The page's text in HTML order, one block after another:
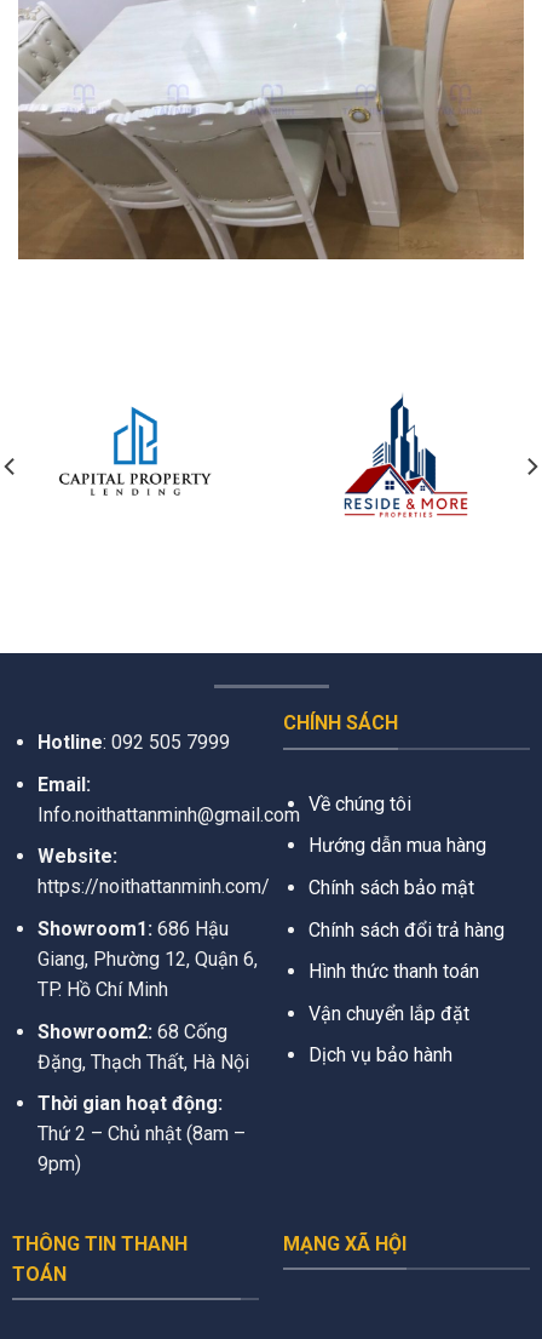
Hotline: 092 505 7999
Email:
Info.noithattanminh@gmail.com
Website:
https://noithattanminh.com/
Showroom1:686 Hậu
Giang, Phường 12, Quận 6,
TP. Hồ Chí Minh
Showroom2: 68 Cống
Đặng, Thạch Thất, Hà Nội
Thời gian hoạt động:
Thứ 2 – Chủ nhật (8am –
9pm)
CHÍNH SÁCH
Về chúng tôi
Hướng dẫn mua hàng
Chính sách bảo mật
Chính sách đổi trả hàng
Hình thức thanh toán
Vận chuyển lắp đặt
Dịch vụ bảo hành
THÔNG TIN THANH
TOÁN
MẠNG XÃ HỘI